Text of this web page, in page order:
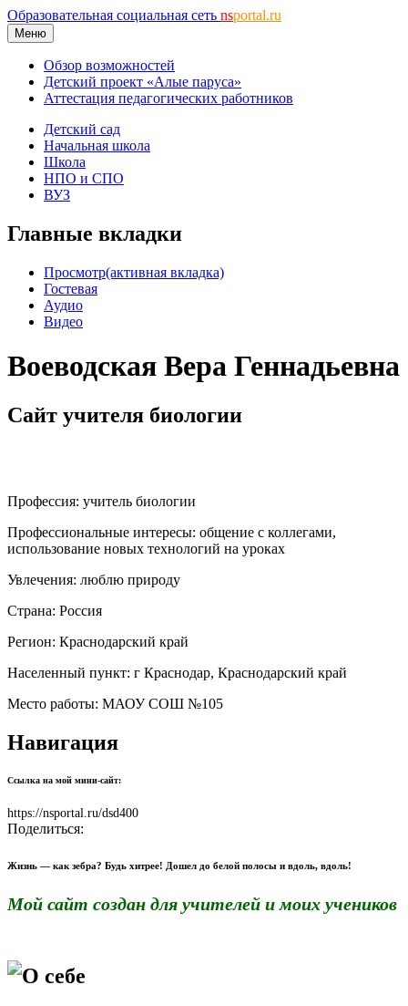
Образовательная социальная сеть nsportal.ru
Меню
Обзор возможностей
Детский проект «Алые паруса»
Аттестация педагогических работников
Детский сад
Начальная школа
Школа
НПО и СПО
ВУЗ
Главные вкладки
Просмотр(активная вкладка)
Гостевая
Аудио
Видео
Воеводская Вера Геннадьевна
Сайт учителя биологии
Профессия: учитель биологии
Профессиональные интересы: общение с коллегами,
использование новых технологий на уроках
Увлечения: люблю природу
Страна: Россия
Регион: Краснодарский край
Населенный пункт: г Краснодар, Краснодарский край
Место работы: МАОУ СОШ №105
Навигация
Ссылка на мой мини-сайт:
https://nsportal.ru/dsd400
Поделиться:
Жизнь — как зебра? Будь хитрее! Дошел до белой полосы и вдоль, вдоль!
Мой сайт создан для учителей и моих учеников
О себе